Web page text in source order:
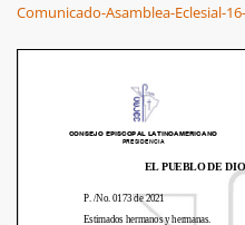
Comunicado-Asamblea-Eclesial-